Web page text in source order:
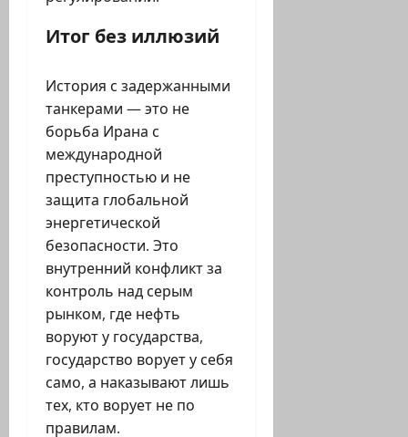
Итог без иллюзий
История с задержанными
танкерами — это не
борьба Ирана с
международной
преступностью и не
защита глобальной
энергетической
безопасности. Это
внутренний конфликт за
контроль над серым
рынком, где нефть
воруют у государства,
государство ворует у себя
само, а наказывают лишь
тех, кто ворует не по
правилам.